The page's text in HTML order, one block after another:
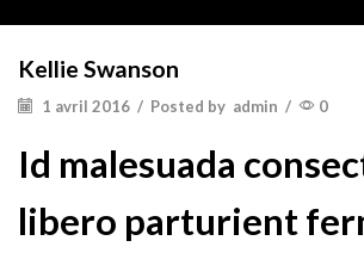
Kellie Swanson
1 avril 2016 / Posted by admin / 0
Id malesuada
libero parturient